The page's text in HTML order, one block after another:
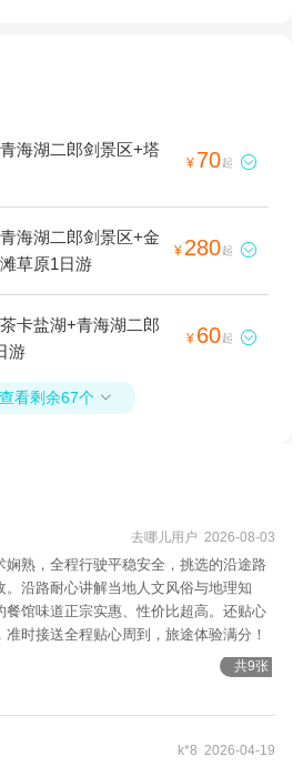
海湖二郎剑景区+塔
¥ 70起 
海湖二郎剑景区+金
草原1日游
¥ 280起 
卡盐湖+青海湖二郎
游
¥ 60起 
查看剩余67个 
去哪儿用户 2026-08-03
娴熟，全程行驶平稳安全，挑选的沿途路
沿路耐心讲解当地人文风俗与地理知
餐馆味道正宗实惠、性价比超高。还贴心
时接送全程贴心周到，旅途体验满分！
共9张
k*8 2026-04-19